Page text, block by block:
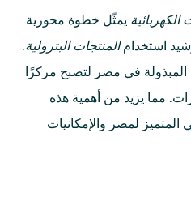
الكهربائية يمثّل خطوة محورية
استخدامالمنتجات البترولية.
في مصر لتصبح مركزًا
مما يزيد من أهمية هذه
المتميز لمصر والإمكانيات